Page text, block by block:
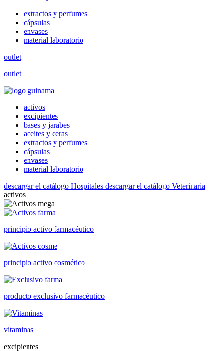
extractos y perfumes
cápsulas
envases
material laboratorio
outlet
outlet
activos
excipientes
bases y jarabes
aceites y ceras
extractos y perfumes
cápsulas
envases
material laboratorio
descargar el catálogo Hospitales descargar el catálogo Veterinaria
activos
principio activo farmacéutico
principio activo cosmético
producto exclusivo farmacéutico
vitaminas
excipientes